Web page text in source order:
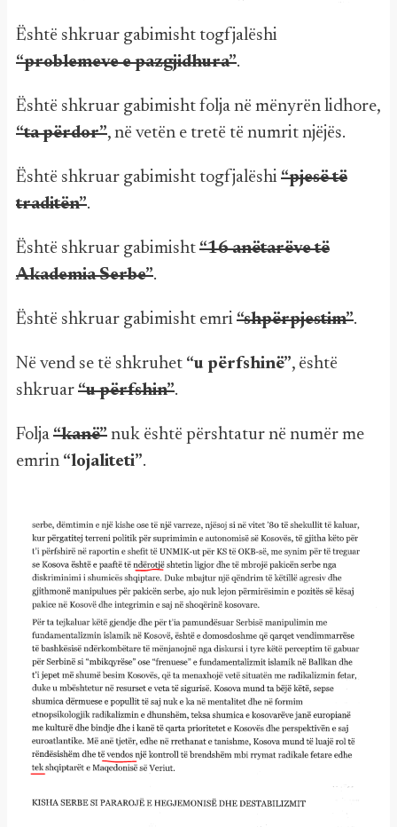
Është shkruar gabimisht togfjalëshi
“problemeve e pazgjidhura”.
Është shkruar gabimisht folja në mënyrën lidhore,
“ta përdor”, në vetën e tretë të numrit njëjës.
Është shkruar gabimisht togfjalëshi “pjesë të
traditën”.
Është shkruar gabimisht “16 anëtarëve të
Akademia Serbe”.
Është shkruar gabimisht emri “shpërpjestim”.
Në vend se të shkruhet “u përfshinë”, është
shkruar “u përfshin”.
Folja “kanë” nuk është përshtatur në numër me
emrin “lojaliteti”.